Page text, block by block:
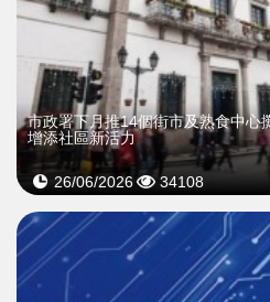
市政署下月推14個街市及熟食中心
增添社區新活力
26/06/2026 34108